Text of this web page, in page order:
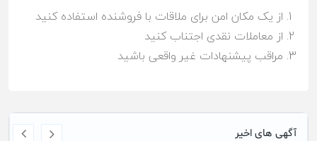
از یک مکان امن برای ملاقات با فروشنده استفاده کنید
از معاملات نقدی اجتناب کنید
مراقب پیشنهادات غیر واقعی باشید
آگهی های اخیر